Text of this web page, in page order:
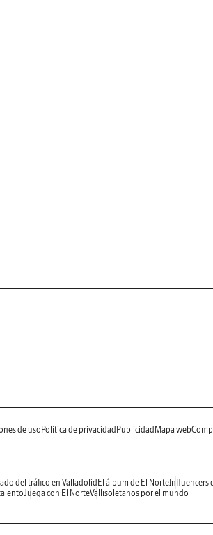
de usoPolítica de privacidad Publicidad Mapa web
del tráfico en Valladolid El álbum de El NorteInfluencers
Juega con El NorteVallisoletanos por el mundo